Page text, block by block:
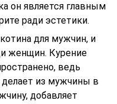
он является главным
ради эстетики.
для мужчин, и
женщин. Курение
ведь
из мужчины в
добавляет